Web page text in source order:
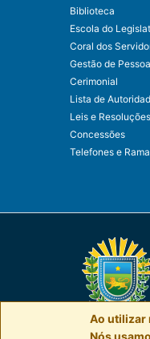
Biblioteca
Escola do
Coral dos
Gestão de
Cerimonial
Lista de
Leis e
Concessões
Telefones e
Ao utilizar
Nós